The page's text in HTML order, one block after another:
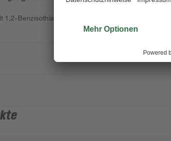
1,2-Benzisothiazol-3(2H)-on, 2-Methyl-2H-